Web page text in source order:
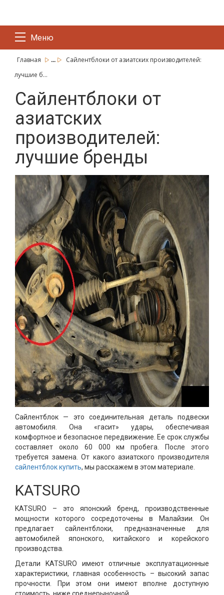
Меню
Главная ...
Сайлентблоки от азиатских производителей:
лучшие б...
Сайлентблоки от
азиатских
производителей:
лучшие бренды
Сайлентблок — это соединительная деталь подвески
автомобиля. Она «гасит» удары, обеспечивая
комфортное и безопасное передвижение. Ее срок службы
составляет около 60 000 км пробега. После этого
требуется замена. От какого азиатского производителя
сайлентблок купить, мы расскажем в этом материале.
KATSURO
KATSURO – это японский бренд, производственные
мощности которого сосредоточены в Малайзии. Он
предлагает сайлентблоки, предназначенные для
автомобилей японского, китайского и корейского
производства.
Детали KATSURO имеют отличные эксплуатационные
характеристики, главная особенность – высокий запас
прочности. При этом они имеют вполне доступную